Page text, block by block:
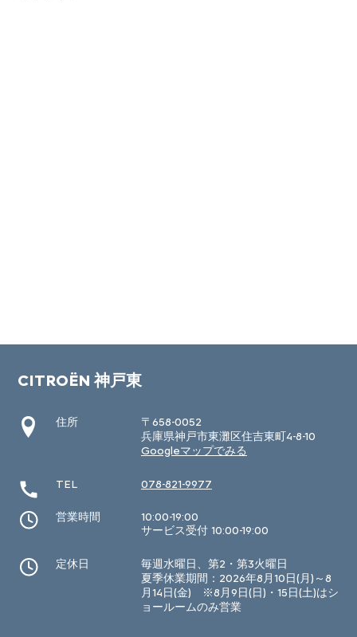
CITROËN 神戸東
住所
〒658-0052
兵庫県神戸市東灘区住吉東町4-8-10
Googleマップでみる
TEL 078-821-9977
営業時間
10:00-19:00
サービス受付 10:00-19:00
定休日
毎週水曜日、第2・第3火曜日
夏季休業期間：2026年8月10日(月)～8
月14日(金) ※8月9日(日)・15日(土)はシ
ョールームのみ営業